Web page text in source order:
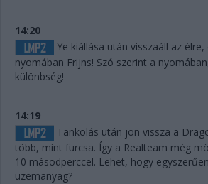
14:20
Ye kiállása után visszaáll az
nyomában Frijns! Szó szerint a
különbség!
14:19
Tankolás után jön vissza a
több, mint furcsa. Így a Realteam még
10 másodperccel. Lehet, hogy
üzemanyag?